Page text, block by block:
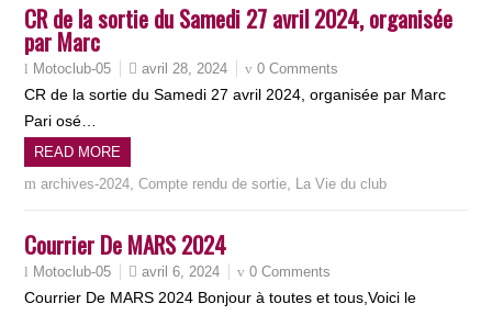
CR de la sortie du Samedi 27 avril 2024, organisée
par Marc
Motoclub-05 avril 28, 2024 0 Comments
CR de la sortie du Samedi 27 avril 2024, organisée par Marc
Pari osé…
READ MORE
archives-2024 ,Compte rendu de sortie La Vie du club
Courrier De MARS 2024
Motoclub-05 avril 6, 2024 0 Comments
Courrier De MARS 2024 Bonjour à toutes et tous,Voici le